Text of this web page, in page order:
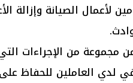
لأعمال الصيانة
من الإجراءات
لدي العاملين للحفاظ